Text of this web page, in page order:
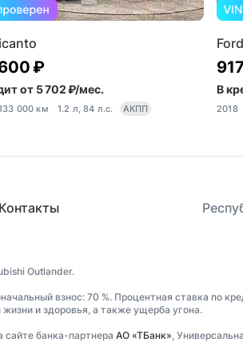
₽
от 5 702 ₽/мес.
000 км 1.2 л, 84 л.с. АКПП
В
2018
Контакты
Outlander.
взнос: 70 %. Процентная ставка по
и здоровья, а также ущерба угона.
сайте банка-партнера АО «ТБанк» ,